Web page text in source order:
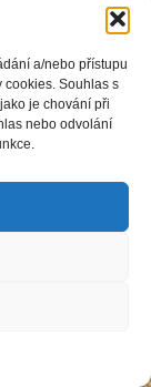
a/nebo přístupu
cookies. Souhlas s
je chování při
nebo odvolání
stráneka